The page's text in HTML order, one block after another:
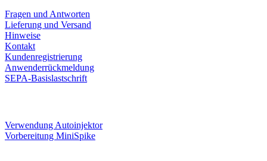
Fragen und Antworten
Lieferung und Versand
Hinweise
Kontakt
Kundenregistrierung
Anwenderrückmeldung
SEPA-Basislastschrift
Verwendung Autoinjektor
Vorbereitung MiniSpike